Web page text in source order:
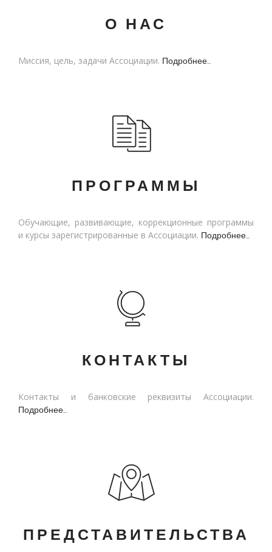
О НАС
Миссия, цель, задачи Ассоциации. Подробнее...
ПРОГРАММЫ
Обучающие, развивающие, коррекционные программы
и курсы зарегистрированные в Ассоциации. Подробнее...
КОНТАКТЫ
Контакты и банковские реквизиты Ассоциации.
Подробнее...
ПРЕДСТАВИТЕЛЬСТВА